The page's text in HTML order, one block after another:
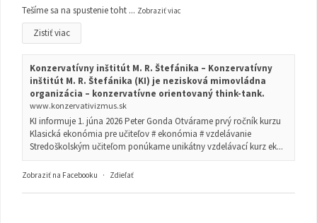
Tešíme sa na spustenie toht ... Zobraziť viac
Zistiť viac
Konzervatívny inštitút M. R. Štefánika – Konzervatívny
inštitút M. R. Štefánika (KI) je nezisková mimovládna
organizácia – konzervatívne orientovaný think-tank.
www.konzervativizmus.sk
KI informuje 1. júna 2026 Peter Gonda Otvárame prvý ročník kurzu
Klasická ekonómia pre učiteľov # ekonómia # vzdelávanie
Stredoškolským učiteľom ponúkame unikátny vzdelávací kurz ek...
Zobraziť na Facebooku · Zdieľať